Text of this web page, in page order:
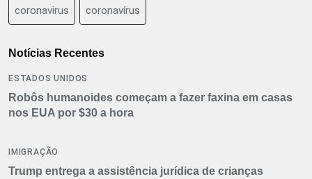
coronavirus coronavírus
Notícias Recentes
ESTADOS UNIDOS
Robôs humanoides começam a fazer faxina em casas
nos EUA por $30 a hora
IMIGRAÇÃO
Trump entrega a assistência jurídica de crianças